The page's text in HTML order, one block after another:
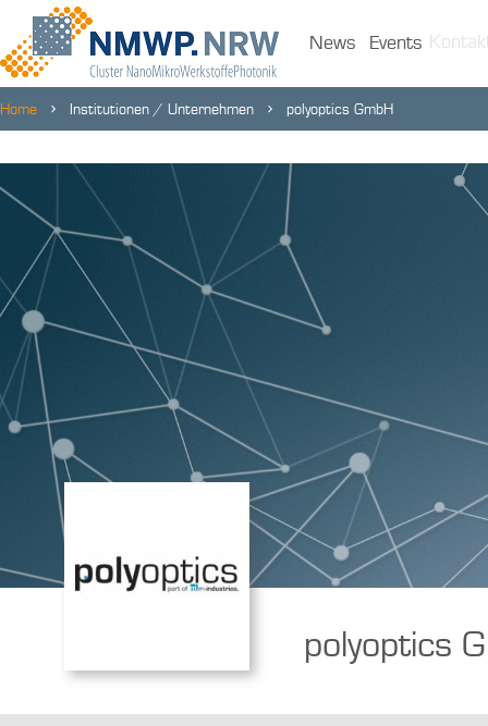
News Events
Home Institutionen / Unternehmen polyoptics GmbH
polyoptics